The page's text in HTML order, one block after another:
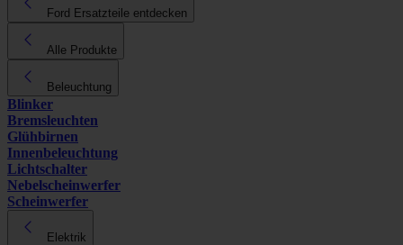
Ford Ersatzteile entdecken
Alle Produkte
Beleuchtung
Blinker
Bremsleuchten
Glühbirnen
Innenbeleuchtung
Lichtschalter
Nebelscheinwerfer
Scheinwerfer
Elektrik